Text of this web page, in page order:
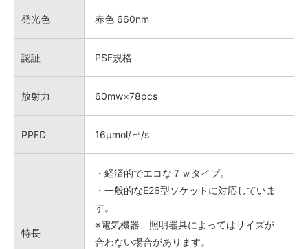
発光色 赤色 660nm
認証 PSE規格
放射力 60mw×78pcs
PPFD 16μmol/㎡/s
特長
・経済的でエコな７ｗタイプ。
・一般的なE26型ソケットに対応していま
す。
※電気機器、照明器具によってはサイズが
合わない場合があります。